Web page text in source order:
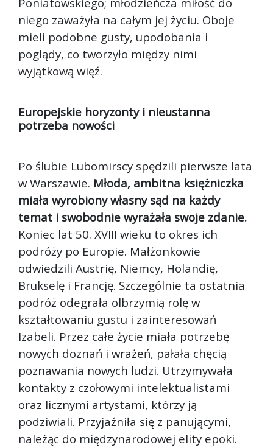
niego zaważyła na całym jej życiu. Oboje
mieli podobne gusty, upodobania i
poglądy, co tworzyło między nimi
wyjątkową więź.
Europejskie horyzonty i nieustanna
potrzeba nowości
Po ślubie Lubomirscy spędzili pierwsze lata
w Warszawie. Młoda, ambitna księżniczka
miała wyrobiony własny sąd na każdy
temat i swobodnie wyrażała swoje zdanie.
Koniec lat 50. XVIII wieku to okres ich
podróży po Europie. Małżonkowie
odwiedzili Austrię, Niemcy, Holandię,
Brukselę i Francję. Szczególnie ta ostatnia
podróż odegrała olbrzymią rolę w
kształtowaniu gustu i zainteresowań
Izabeli. Przez całe życie miała potrzebę
nowych doznań i wrażeń, pałała chęcią
poznawania nowych ludzi. Utrzymywała
kontakty z czołowymi intelektualistami
oraz licznymi artystami, którzy ją
podziwiali. Przyjaźniła się z panującymi,
należąc do międzynarodowej elity epoki.